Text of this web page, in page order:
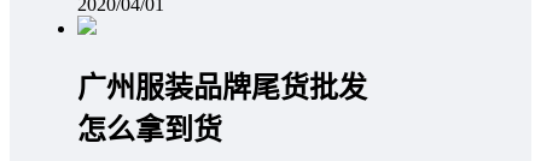
2020/04/01
广州服装品牌尾货批发
怎么拿到货